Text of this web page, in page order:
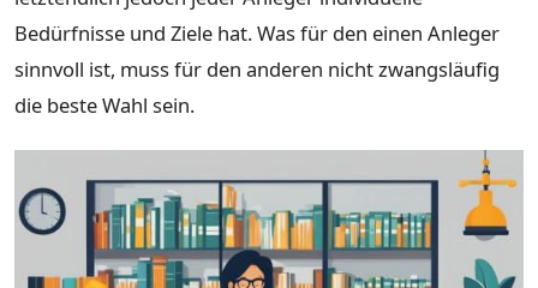
Bedürfnisse und Ziele hat. Was für den einen Anleger
sinnvoll ist, muss für den anderen nicht zwangsläufig
die beste Wahl sein.